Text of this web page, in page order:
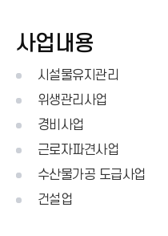
사업내용
시설물유지관리
위생관리사업
경비사업
근로자파견사업
수산물가공 도급사업
건설업